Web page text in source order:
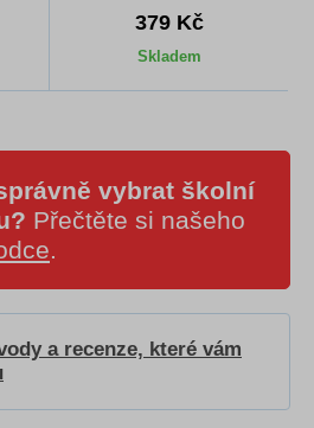
379 Kč
Skladem
vybrat školní
Přečtěte si našeho
.
a recenze, které vám